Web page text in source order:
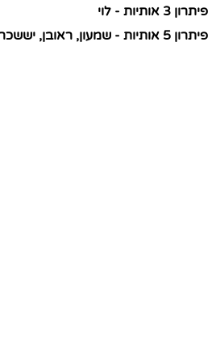
פיתרון 3 אותיות - לוי
פיתרון 5 אותיות - שמעון, ראובן, יששכר, יהודה,זבולון